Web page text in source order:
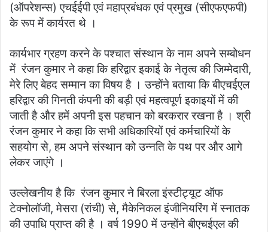
(ऑपरेशन्स) एचईईपी एवं महाप्रबंधक एवं प्रमुख (सीएफएफपी)
के रूप में कार्यरत थे ।
कार्यभार ग्रहण करने के पश्चात संस्थान के नाम अपने सम्बोधन
में रंजन कुमार ने कहा कि हरिद्वार इकाई के नेतृत्व की जिम्मेदारी,
मेरे लिए बेहद सम्मान का विषय है । उन्होंने बताया कि बीएचईएल
हरिद्वार की गिनती कंपनी की बड़ी एवं महत्वपूर्ण इकाइयों में की
जाती है और हमें अपनी इस पहचान को बरकरार रखना है । श्री
रंजन कुमार ने कहा कि सभी अधिकारियों एवं कर्मचारियों के
सहयोग से, हम अपने संस्थान को उन्नति के पथ पर और आगे
लेकर जाएंगे ।
उल्लेखनीय है कि रंजन कुमार ने बिरला इंस्टीट्यूट ऑफ
टेक्नोलॉजी, मेसरा (रांची) से, मैकेनिकल इंजीनियरिंग में स्नातक
की उपाधि प्राप्त की है । वर्ष 1990 में उन्होंने बीएचईएल की